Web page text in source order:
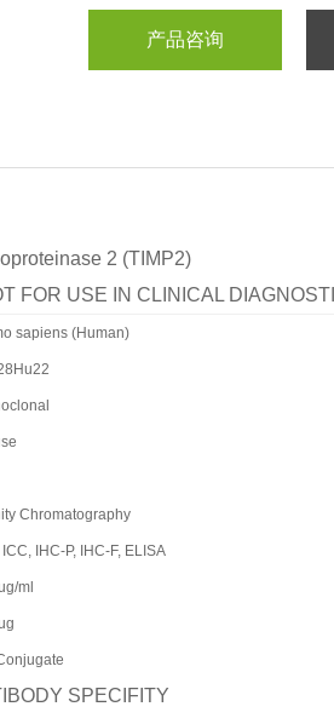
产品咨询
2 (TIMP2)
FOR USE IN CLINICAL
sapiens (Human)
Chromatography
IHC-P, IHC-F, ELISA
ml
SPECIFITY